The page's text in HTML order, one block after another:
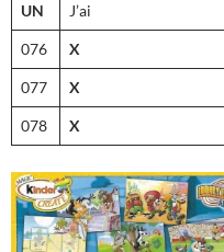
UN J’ai
076 X
077 X
078 X